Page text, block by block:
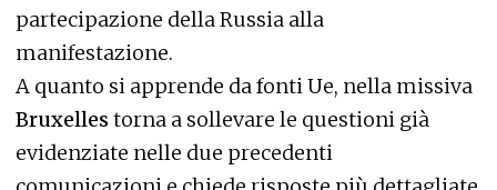
partecipazione della Russia alla
manifestazione.
A quanto si apprende da fonti Ue, nella missiva
Bruxelles torna a sollevare le questioni già
evidenziate nelle due precedenti